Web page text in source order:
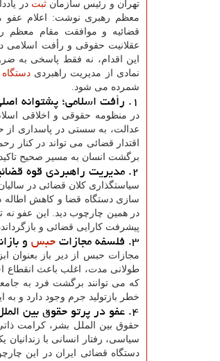
تهران و رئیس سازمانثبت در
معظم رهبری نوشت: اعلام عفو
قضائیه و موافقت مقام معظم
عقلانیت حقوقی و رأفت
این اقدام، نه فقط پاسخی به
نمادی از مدیریت راهبردیدستگاه
شمرده می شود.
۱. رأفت اسلامی؛ پشتوانه اصلی عفو
در منظومه حقوقی و اخلاقی
عدالت، به سستی در پاسداری از
اقتدار قضائی می تواند در کنار
برگشت انسان به مسیر صحیح تاکید
۲. مدیریت راهبردی قوه قضائیه در دوره جدید
سیاستگذاری کلان قضائی در
سازی دستگاه قضا و کاهش اطاله
در همین چارچوب دید. این عفو
پیشرفت کارایی قضائی و
۳. فلسفه مجازات حبسو
مجازات حبس از دیر باز بعنوان
طولانی مدت، اغلب باعث انقطاع
که می توانند برگشت فرد به
خطر بازتولید جرم وجود دارد و
۴. عفو در پرتو حقوق بین الملل
سیاسی، رفتار انسانی با
دستگاه قضائی ایران در این